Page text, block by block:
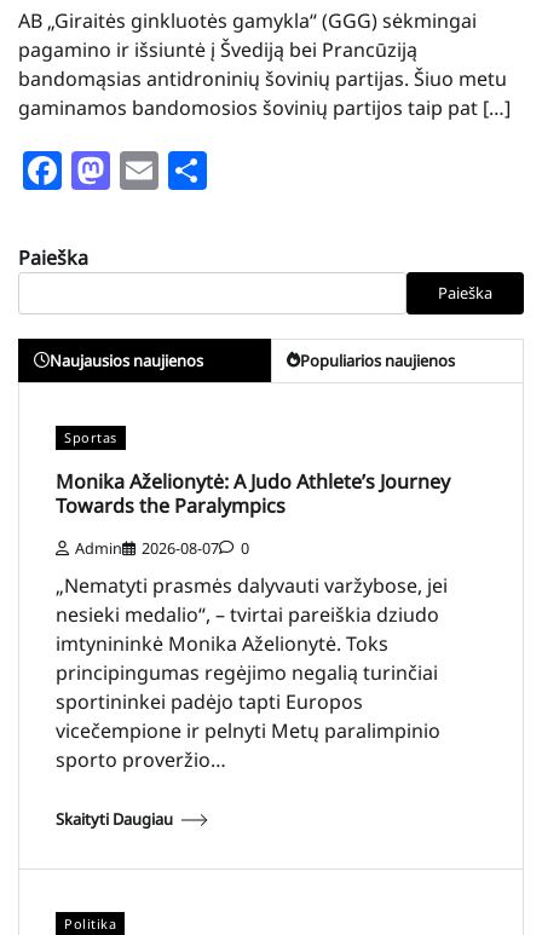
AB „Giraitės ginkluotės gamykla“ (GGG) sėkmingai
pagamino ir išsiuntė į Švediją bei Prancūziją
bandomąsias antidroninių šovinių partijas. Šiuo metu
gaminamos bandomosios šovinių partijos taip pat […]
Facebook
Mastodon
Email
Paieška
Paieška
Naujausios naujienos Populiarios naujienos
Sportas
Monika Aželionytė: A Judo Athlete’s Journey
Towards the Paralympics
Admin 2026-08-07 0
„Nematyti prasmės dalyvauti varžybose, jei
nesieki medalio“, – tvirtai pareiškia dziudo
imtynininkė Monika Aželionytė. Toks
principingumas regėjimo negalią turinčiai
sportininkei padėjo tapti Europos
vicečempione ir pelnyti Metų paralimpinio
sporto proveržio…
Skaityti Daugiau
Politika